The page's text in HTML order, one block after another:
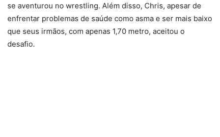
se aventurou no wrestling. Além disso, Chris, apesar de
enfrentar problemas de saúde como asma e ser mais baixo
que seus irmãos, com apenas 1,70 metro, aceitou o
desafio.